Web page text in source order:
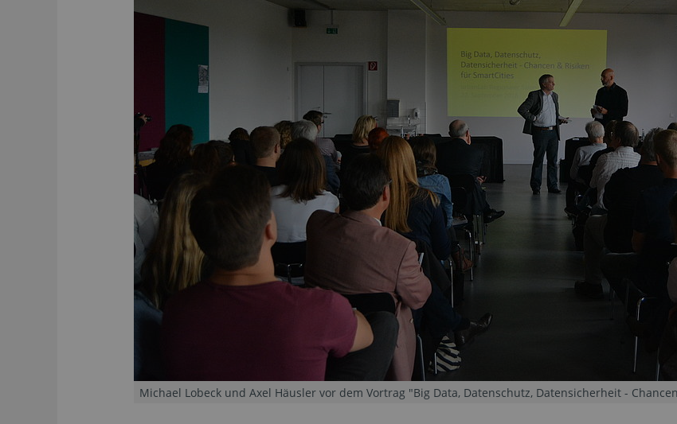
Michael Lobeck und Axel Häusler vor dem Vortrag "Big Data, Datenschutz, Datensicherheit -